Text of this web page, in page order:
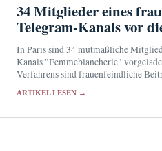
34 Mitglieder eines
Telegram-Kanals vor
In Paris sind 34 mutmaßliche
Kanals "Femmeblancherie"
Verfahrens sind frauenfeindliche
Menschlichkeit.
ARTIKEL LESEN →